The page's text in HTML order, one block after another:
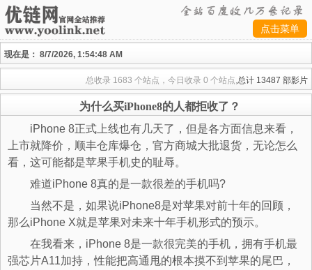
点击菜单
现在是： 8/7/2026, 1:54:48 AM
总收录 1683 个站点，今日收录 0 个站点,总计 13487 部影片
为什么买iPhone8的人都拒收了？
iPhone 8正式上线也有几天了，但是各方面信息来看，
上市就降价，顺丰仓库爆仓，官方商城大批退货，无论怎么
看，这可能都是苹果手机史的耻辱。
难道iPhone 8真的是一款很差的手机吗?
当然不是，如果说iPhone8是对苹果对前十年的回顾，
那么iPhone X就是苹果对未来十年手机形式的预示。
在我看来，iPhone 8是一款很完美的手机，拥有手机最
强芯片A11加持，性能把高通甩的根本摸不到苹果的尾巴，